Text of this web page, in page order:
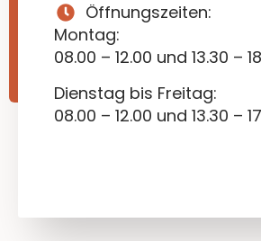
Öffnungszeiten:
Montag:
08.00 – 12.00 und 13.30 –
Dienstag bis Freitag:
08.00 – 12.00 und 13.30 –